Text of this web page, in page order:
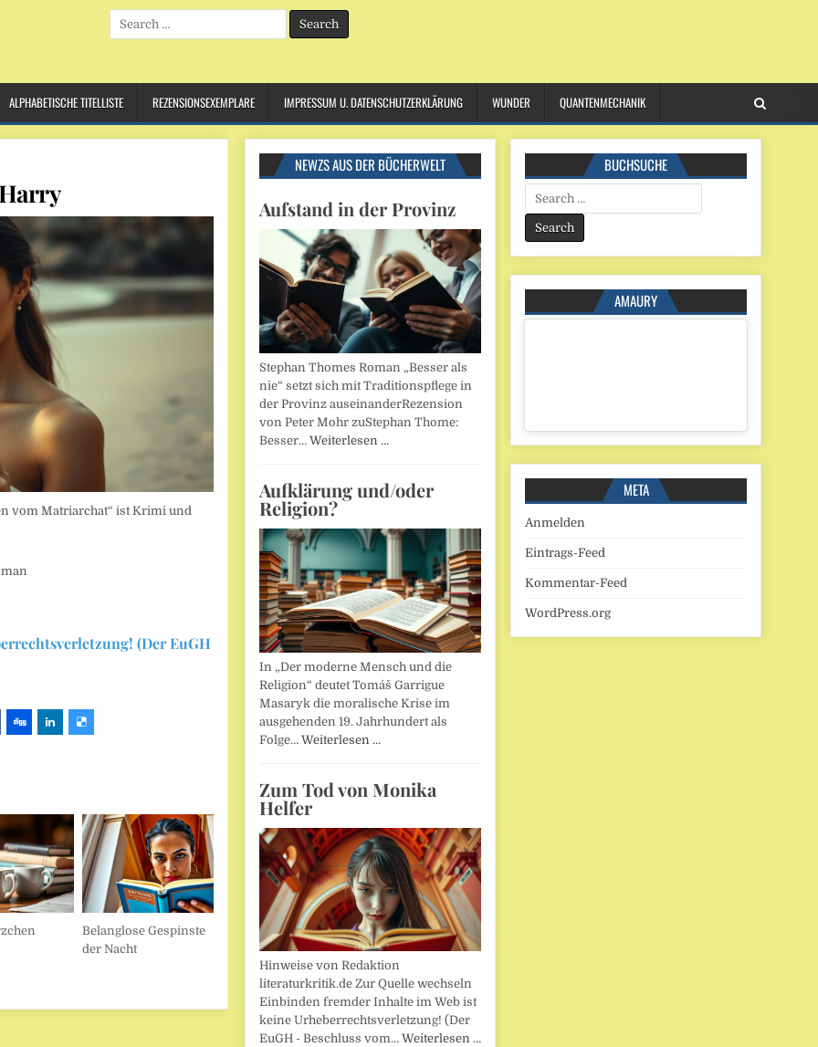
Search
for:
ALPHABETISCHE TITELLISTE REZENSIONSEXEMPLARE IMPRESSUM U. DATENSCHUTZERKLÄRUNG WUNDER QUANTENMECHANIK
vom Matriarchat“ ist Krimi und
(Der EuGH
Belanglose Gespinste
der Nacht
NEWZS AUS DER BÜCHERWELT
Aufstand in der Provinz
Stephan Thomes Roman „Besser als
nie“ setzt sich mit Traditionspflege in
der Provinz auseinanderRezension
von Peter Mohr zuStephan Thome:
Besser… Weiterlesen …
Aufklärung und/oder
Religion?
In „Der moderne Mensch und die
Religion“ deutet Tomáš Garrigue
Masaryk die moralische Krise im
ausgehenden 19. Jahrhundert als
Folge… Weiterlesen …
Zum Tod von Monika
Helfer
Hinweise von Redaktion
literaturkritik.de Zur Quelle wechseln
Einbinden fremder Inhalte im Web ist
keine Urheberrechtsverletzung! (Der
EuGH - Beschluss vom… Weiterlesen …
BUCHSUCHE
Search
for:
AMAURY
META
Anmelden
Eintrags-Feed
Kommentar-Feed
WordPress.org